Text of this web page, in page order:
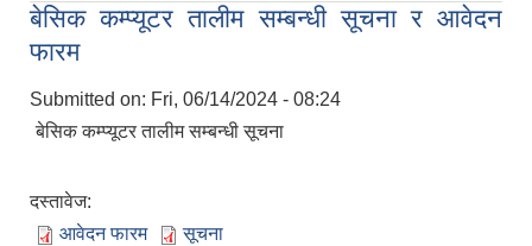
बेसिक कम्प्यूटर तालीम सम्बन्धी सूचना र आवेदन
फारम
Submitted on: Fri, 06/14/2024 - 08:24
बेसिक कम्प्यूटर तालीम सम्बन्धी सूचना
दस्तावेज:
आवेदन फारम
सूचना